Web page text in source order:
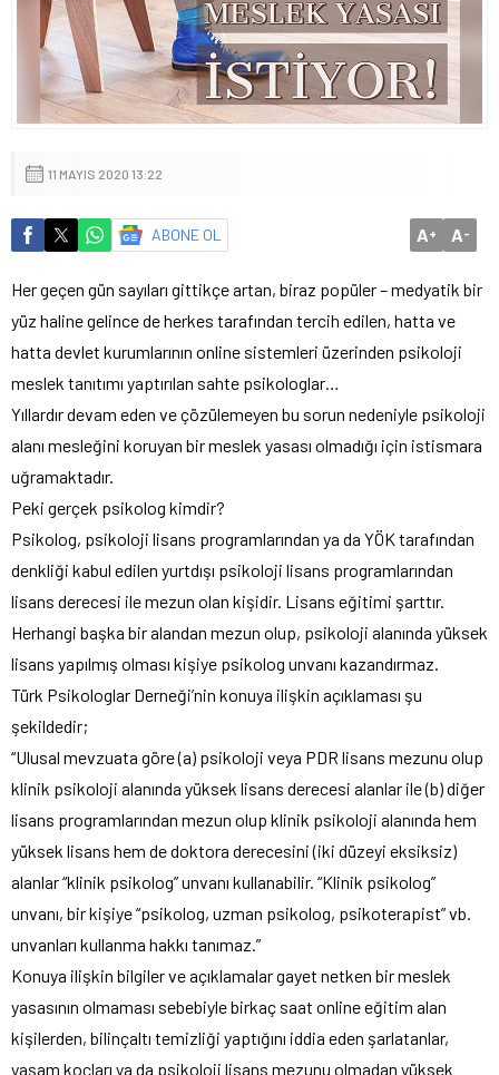
11 MAYIS 2020 13:22
ABONE OL A+ A-
Her geçen gün sayıları gittikçe artan, biraz popüler – medyatik bir
yüz haline gelince de herkes tarafından tercih edilen, hatta ve
hatta devlet kurumlarının online sistemleri üzerinden psikoloji
meslek tanıtımı yaptırılan sahte psikologlar…
Yıllardır devam eden ve çözülemeyen bu sorun nedeniyle psikoloji
alanı mesleğini koruyan bir meslek yasası olmadığı için istismara
uğramaktadır.
Peki gerçek psikolog kimdir?
Psikolog, psikoloji lisans programlarından ya da YÖK tarafından
denkliği kabul edilen yurtdışı psikoloji lisans programlarından
lisans derecesi ile mezun olan kişidir. Lisans eğitimi şarttır.
Herhangi başka bir alandan mezun olup, psikoloji alanında yüksek
lisans yapılmış olması kişiye psikolog unvanı kazandırmaz.
Türk Psikologlar Derneği’nin konuya ilişkin açıklaması şu
şekildedir;
“Ulusal mevzuata göre (a) psikoloji veya PDR lisans mezunu olup
klinik psikoloji alanında yüksek lisans derecesi alanlar ile (b) diğer
lisans programlarından mezun olup klinik psikoloji alanında hem
yüksek lisans hem de doktora derecesini (iki düzeyi eksiksiz)
alanlar “klinik psikolog” unvanı kullanabilir. “Klinik psikolog”
unvanı, bir kişiye “psikolog, uzman psikolog, psikoterapist” vb.
unvanları kullanma hakkı tanımaz.”
Konuya ilişkin bilgiler ve açıklamalar gayet netken bir meslek
yasasının olmaması sebebiyle birkaç saat online eğitim alan
kişilerden, bilinçaltı temizliği yaptığını iddia eden şarlatanlar,
yaşam koçları ya da psikoloji lisans mezunu olmadan yüksek